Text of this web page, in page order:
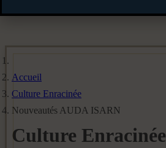
Accueil
Culture Enracinée
Nouveautés AUDA ISARN
Culture Enracinée